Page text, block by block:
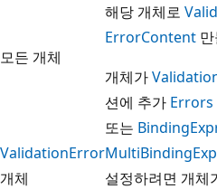
모든 개체
해당 개체로
ErrorContent
개체가
션에 추가 Errors
ValidationError
개체
또는
설정하려면 개체